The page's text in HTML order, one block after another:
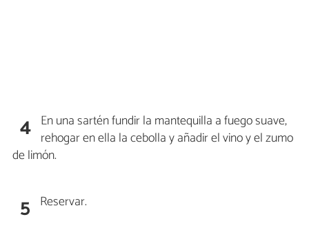
4 En una sartén fundir la mantequilla a fuego suave,
rehogar en ella la cebolla y añadir el vino y el zumo
de limón.
5 Reservar.